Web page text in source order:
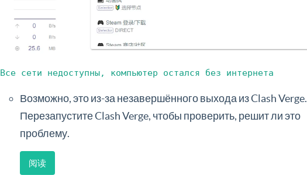
Все сети недоступны, компьютер остался без интернета
Возможно, это из-за незавершённого выхода из Clash Verge.
Перезапустите Clash Verge, чтобы проверить, решит ли это
проблему.
阅读